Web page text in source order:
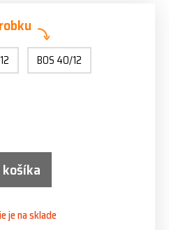
BOS 40/12
košíka
je na sklade